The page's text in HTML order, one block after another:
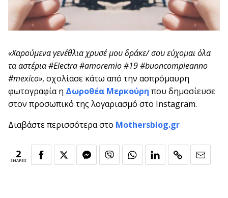
«Χαρούμενα γενέθλια χρυσέ μου δράκε/ σου εύχομαι όλα
τα αστέρια #Electra #amoremio #19 #buoncompleanno
#mexico», σχολίασε κάτω από την ασπρόμαυρη
φωτογραφία η Δωροθέα Μερκούρη που δημοσίευσε
στον προσωπικό της λογαριασμό στο Instagram.
Διαβάστε περισσότερα στο Mothersblog.gr
2
SHARES